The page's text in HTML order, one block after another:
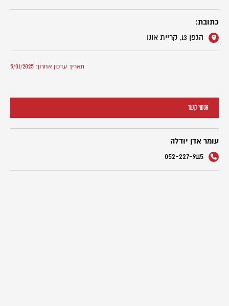
כתובת:
הגפן 13, קריית אונו
תאריך עדכון אחרון: 5/01/2025
אנשי קשר
עומר אדן יודלה